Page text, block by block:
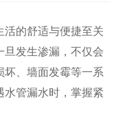
活的舒适与便捷至关
旦发生渗漏，不仅会
坏、墙面发霉等一系
水管漏水时，掌握紧